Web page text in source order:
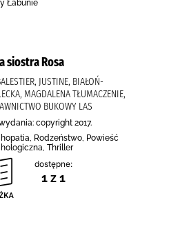
Łabunie
siostra Rosa
JUSTINE, BIAŁOŃ-
MAGDALENA TŁUMACZENIE,
BUKOWY LAS
copyright 2017.
Rodzeństwo, Powieść
Thriller
dostępne:
1 z 1